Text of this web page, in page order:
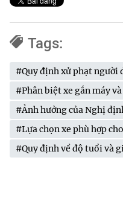
Tags:
#Quy định xử phạt người
#Phân biệt xe gắn máy
#Ảnh hưởng của Nghị
#Lựa chọn xe phù hợp
#Quy định về độ tuổi và